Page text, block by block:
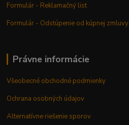
Formulár - Reklamačný list
Formulár - Odstúpenie od kúpnej zmluvy
Právne informácie
Všeobecné obchodné podmienky
Ochrana osobných údajov
Alternatívne riešenie sporov